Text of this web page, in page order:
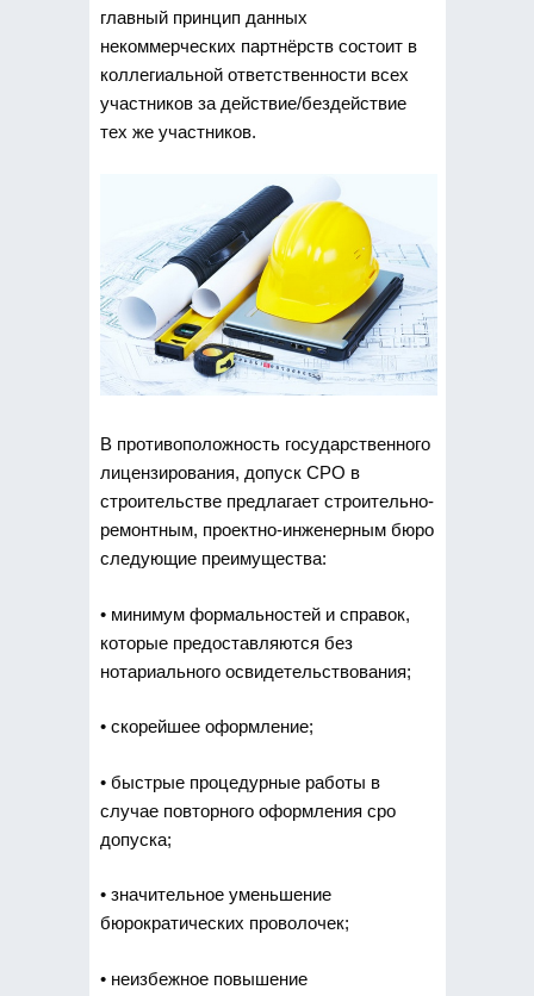
главный принцип данных
некоммерческих партнёрств состоит в
коллегиальной ответственности всех
участников за действие/бездействие
тех же участников.
В противоположность государственного
лицензирования, допуск СРО в
строительстве предлагает строительно-
ремонтным, проектно-инженерным бюро
следующие преимущества:
• минимум формальностей и справок,
которые предоставляются без
нотариального освидетельствования;
• скорейшее оформление;
• быстрые процедурные работы в
случае повторного оформления сро
допуска;
• значительное уменьшение
бюрократических проволочек;
• неизбежное повышение